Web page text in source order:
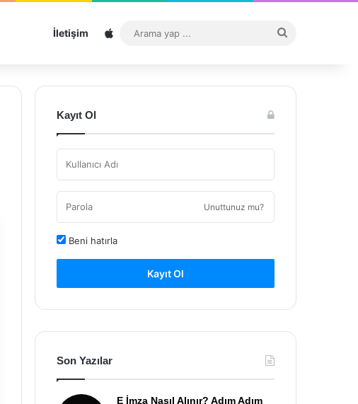
İletişim Sitemap
...
Kayıt Ol
Unuttunuz mu?
Beni hatırla
Kayıt Ol
Son Yazılar
E İmza Nasıl Alınır? Adım Adım